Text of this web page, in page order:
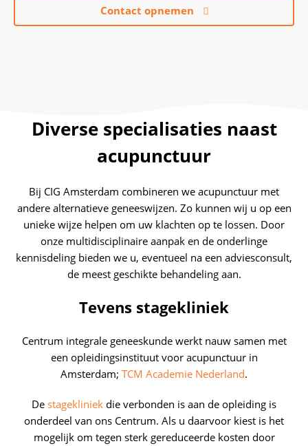
Contact opnemen
Diverse specialisaties naast
acupunctuur
Bij CIG Amsterdam combineren we acupunctuur met
andere alternatieve geneeswijzen. Zo kunnen wij u op een
unieke wijze helpen om uw klachten op te lossen. Door
onze multidisciplinaire aanpak en de onderlinge
kennisdeling bieden we u, eventueel na een adviesconsult,
de meest geschikte behandeling aan.
Tevens stagekliniek
Centrum integrale geneeskunde werkt nauw samen met
een opleidingsinstituut voor acupunctuur in
Amsterdam; TCM Academie Nederland.
De stagekliniek die verbonden is aan de opleiding is
onderdeel van ons Centrum. Als u daarvoor kiest is het
mogelijk om tegen sterk gereduceerde kosten door